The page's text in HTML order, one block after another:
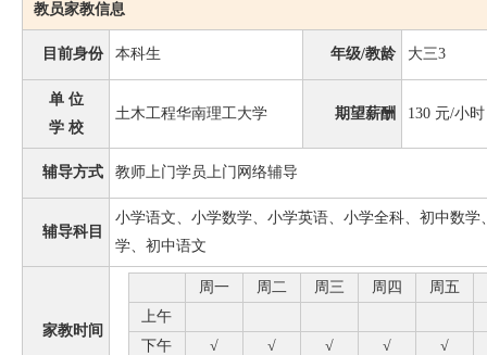
教员家教信息
目前身份 本科生 年级/教龄 大三3
单 位
学 校
土木工程华南理工大学 期望薪酬 130 元/小时
辅导方式 教师上门学员上门网络辅导
辅导科目
小学语文、小学数学、小学英语、小学全科、初中数
学、初中语文
家教时间
周一 周二 周三 周四 周五
上午
下午
√ √ √ √
√